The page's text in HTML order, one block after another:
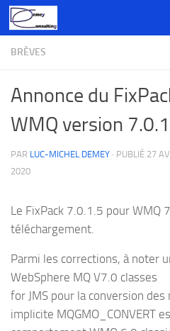
Skip to content
BRÈVES
Annonce du
WMQ version 7.0.1
PAR LUC-MICHEL DEMEY · PUBLIÉ 27
2020
Le FixPack 7.0.1.5 pour WMQ
téléchargement.
Parmi les corrections, à noter
WebSphere MQ V7.0 classes
for JMS pour la conversion des
implicite MQGMO_CONVERT